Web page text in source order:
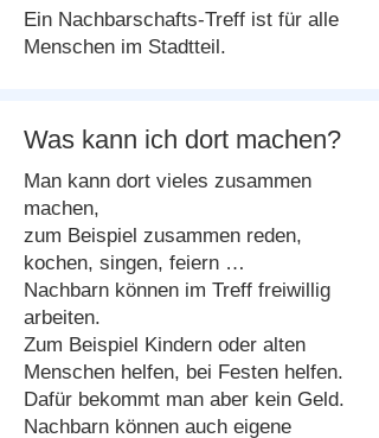
Ein Nachbarschafts-Treff ist für alle
Menschen im Stadtteil.
Was kann ich dort machen?
Man kann dort vieles zusammen
machen,
zum Beispiel zusammen reden,
kochen, singen, feiern …
Nachbarn können im Treff freiwillig
arbeiten.
Zum Beispiel Kindern oder alten
Menschen helfen, bei Festen helfen.
Dafür bekommt man aber kein Geld.
Nachbarn können auch eigene